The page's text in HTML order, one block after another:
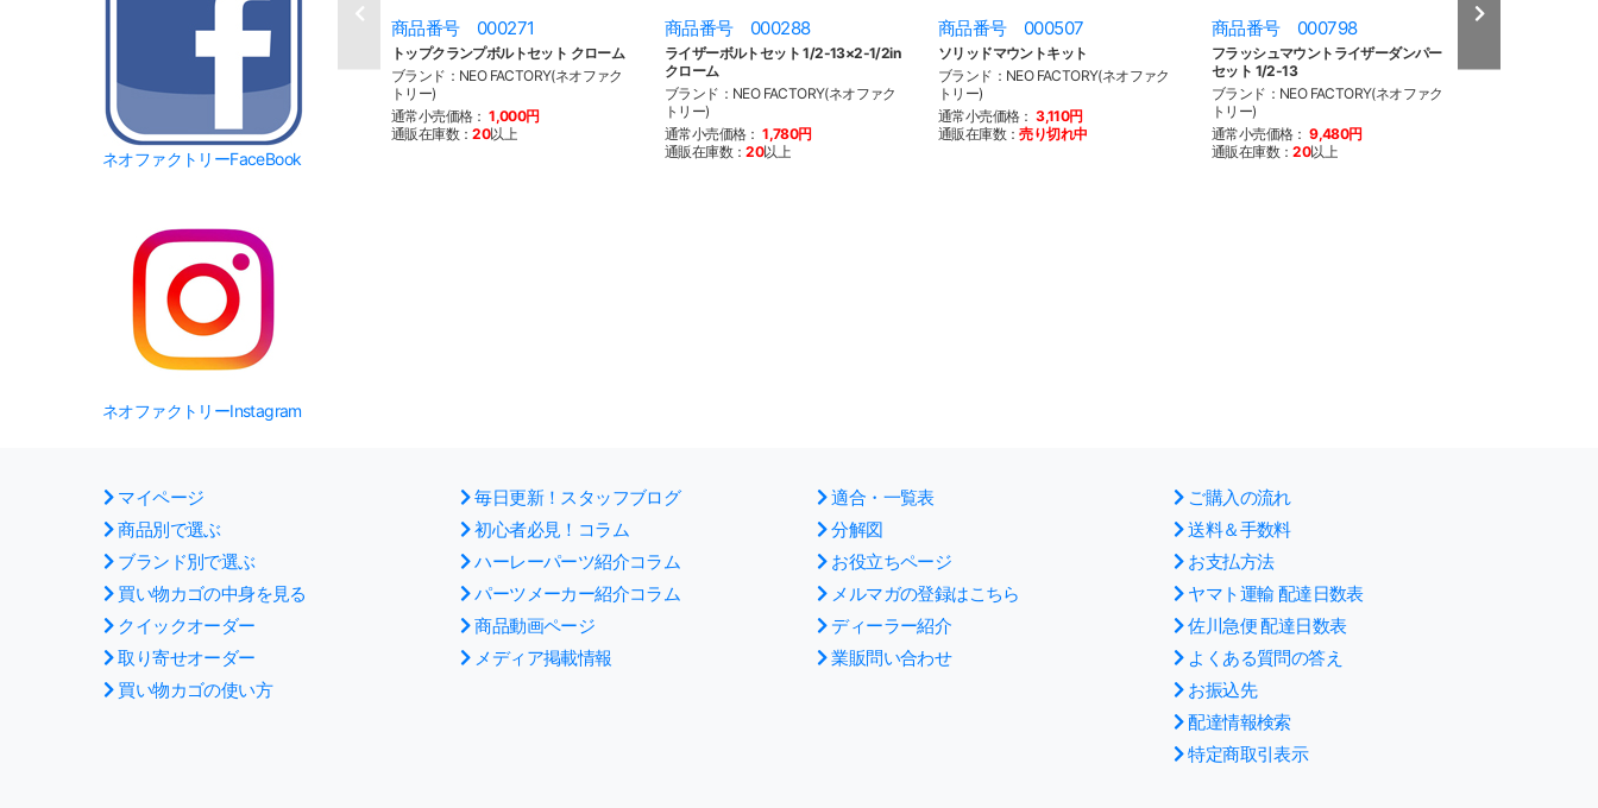
ネオファクトリーFaceBook
ネオファクトリーInstagram
商品番号 000271
トップクランプボルトセット クローム
ブランド：NEO FACTORY(ネオファク
トリー)
通常小売価格： 1,000円
通販在庫数：20以上
商品番号 000288
ライザーボルトセット 1/2-13×2-1/2in
クローム
ブランド：NEO FACTORY(ネオファク
トリー)
通常小売価格： 1,780円
通販在庫数：20以上
商品番号 000507
ソリッドマウントキット
ブランド：NEO FACTORY(ネオファク
トリー)
通常小売価格： 3,110円
通販在庫数：売り切れ中
商品番号 000798
フラッシュマウントライザーダンパー
セット 1/2-13
ブランド：NEO FACTORY(ネオファク
トリー)
通常小売価格： 9,480円
通販在庫数：20以上
ル・ダイナ用
マイページ
商品別で選ぶ
ブランド別で選ぶ
買い物カゴの中身を見る
クイックオーダー
取り寄せオーダー
買い物カゴの使い方
毎日更新！スタッフブログ
初心者必見！コラム
ハーレーパーツ紹介コラム
パーツメーカー紹介コラム
商品動画ページ
メディア掲載情報
適合・一覧表
分解図
お役立ちページ
メルマガの登録はこちら
ディーラー紹介
業販問い合わせ
ご購入の流れ
送料＆手数料
お支払方法
ヤマト運輸 配達日数表
佐川急便 配達日数表
よくある質問の答え
お振込先
配達情報検索
特定商取引表示